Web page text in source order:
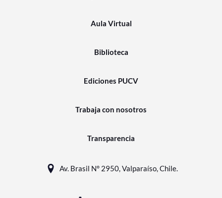
Aula Virtual
Biblioteca
Ediciones PUCV
Trabaja con nosotros
Transparencia
Av. Brasil N° 2950, Valparaíso, Chile.